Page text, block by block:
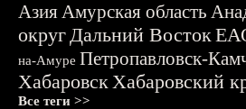
АзияАмурская область
округДальний Восток
на-Амуре Петропавловск-
ХабаровскХабаровский
Все теги >>